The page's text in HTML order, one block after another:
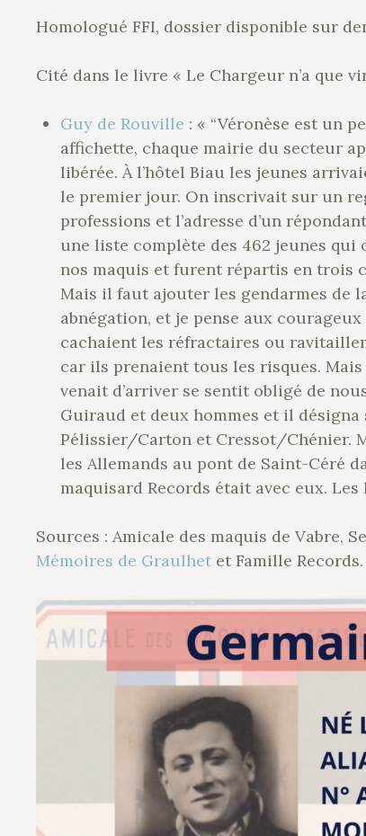
Homologué FFI, dossier disponible sur
Cité dans le livre « Le Chargeur n’a que
Guy de Rouville : « “Véronèse est un
affichette, chaque mairie du secteur
libérée. À l’hôtel Biau les jeunes
le premier jour. On inscrivait sur un
professions et l’adresse d’un
une liste complète des 462 jeunes qui
nos maquis et furent répartis en trois
Mais il faut ajouter les gendarmes de
abnégation, et je pense aux
cachaient les réfractaires ou
car ils prenaient tous les risques. Mais
venait d’arriver se sentit obligé de
Guiraud et deux hommes et il
Pélissier/Carton et Cressot/Chénier.
les Allemands au pont de Saint-Céré
maquisard Records était avec eux.
Sources : Amicale des maquis de Vabre,
Mémoires de Graulhet et Famille Records.